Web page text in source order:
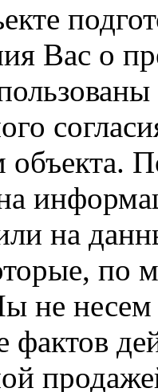
Вас о
объекта.
на
по
несем
фактов